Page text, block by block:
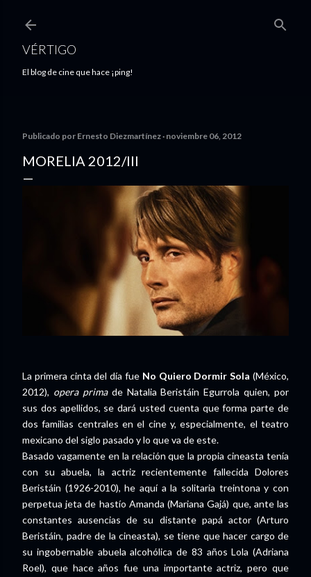
VÉRTIGO
El blog de cine que hace ¡ping!
Publicado por Ernesto Diezmartínez noviembre 06, 2012
MORELIA 2012/III
La primera cinta del día fue No Quiero Dormir Sola (México,
2012), opera primade Natalia Beristáin Egurrola quien, por
sus dos apellidos, se dará usted cuenta que forma parte de
dos familias centrales en el cine y, especialmente, el teatro
mexicano del siglo pasado y lo que va de este.
Basado vagamente en la relación que la propia cineasta tenía
con su abuela, la actriz recientemente fallecida Dolores
Beristáin (1926-2010), he aquí a la solitaria treintona y con
perpetua jeta de hastío Amanda (Mariana Gajá) que, ante las
constantes ausencias de su distante papá actor (Arturo
Beristáin, padre de la cineasta), se tiene que hacer cargo de
su ingobernable abuela alcohólica de 83 años Lola (Adriana
Roel), que hace años fue una importante actriz, pero que